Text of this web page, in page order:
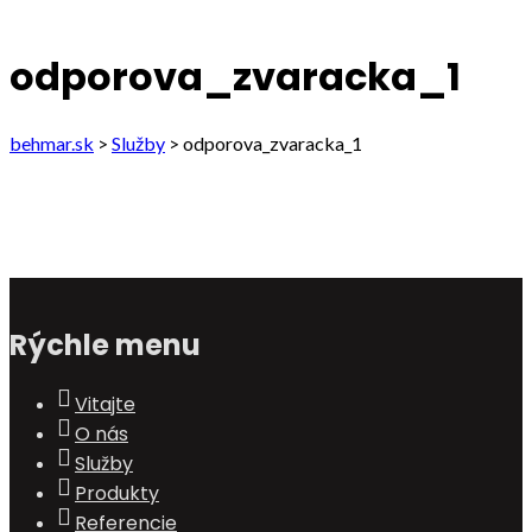
odporova_zvaracka_1
behmar.sk > Služby > odporova_zvaracka_1
Rýchle menu
Vitajte
O nás
Služby
Produkty
Referencie